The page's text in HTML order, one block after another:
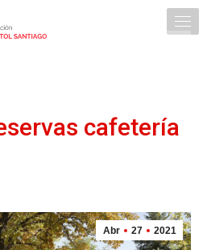
cafetería
Abr 27 2021